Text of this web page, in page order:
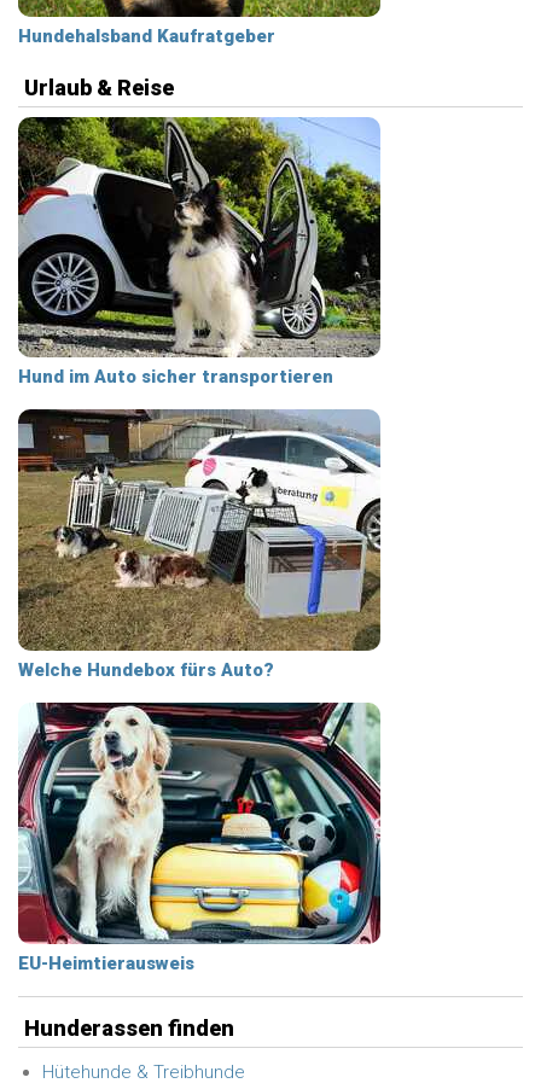
Hundehalsband Kaufratgeber
Urlaub & Reise
Hund im Auto sicher transportieren
Welche Hundebox fürs Auto?
EU-Heimtierausweis
Hunderassen finden
Hütehunde & Treibhunde